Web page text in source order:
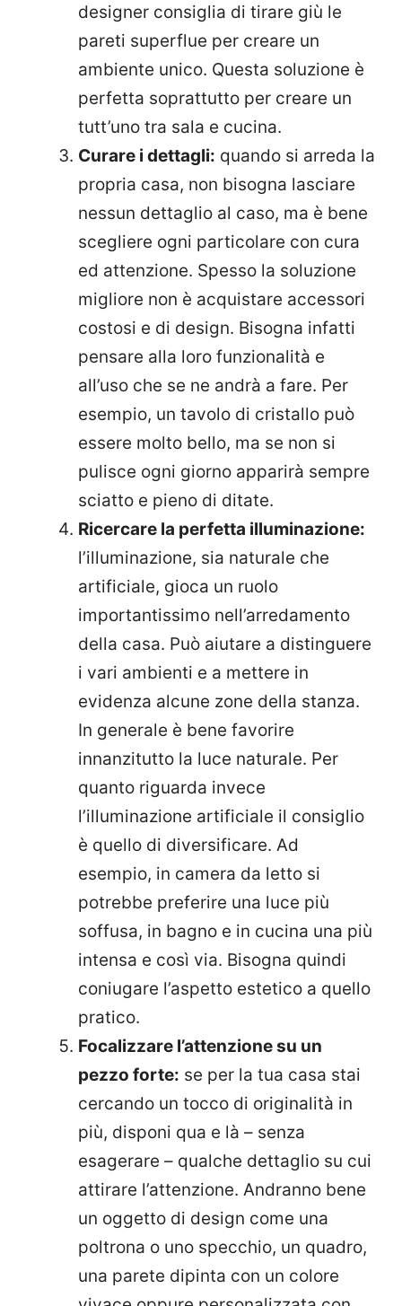
designer consiglia di tirare giù le
pareti superflue per creare un
ambiente unico. Questa soluzione è
perfetta soprattutto per creare un
tutt’uno tra sala e cucina.
Curare i dettagli: quando si arreda la
propria casa, non bisogna lasciare
nessun dettaglio al caso, ma è bene
scegliere ogni particolare con cura
ed attenzione. Spesso la soluzione
migliore non è acquistare accessori
costosi e di design. Bisogna infatti
pensare alla loro funzionalità e
all’uso che se ne andrà a fare. Per
esempio, un tavolo di cristallo può
essere molto bello, ma se non si
pulisce ogni giorno apparirà sempre
sciatto e pieno di ditate.
Ricercare la perfetta illuminazione:
l’illuminazione, sia naturale che
artificiale, gioca un ruolo
importantissimo nell’arredamento
della casa. Può aiutare a distinguere
i vari ambienti e a mettere in
evidenza alcune zone della stanza.
In generale è bene favorire
innanzitutto la luce naturale. Per
quanto riguarda invece
l’illuminazione artificiale il consiglio
è quello di diversificare. Ad
esempio, in camera da letto si
potrebbe preferire una luce più
soffusa, in bagno e in cucina una più
intensa e così via. Bisogna quindi
coniugare l’aspetto estetico a quello
pratico.
Focalizzare l’attenzione su un
pezzo forte: se per la tua casa stai
cercando un tocco di originalità in
più, disponi qua e là – senza
esagerare – qualche dettaglio su cui
attirare l’attenzione. Andranno bene
un oggetto di design come una
poltrona o uno specchio, un quadro,
una parete dipinta con un colore